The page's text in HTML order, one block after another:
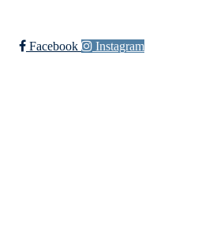
Facebook Instagram